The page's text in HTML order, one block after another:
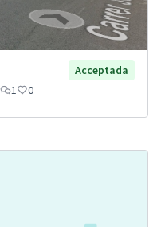
Acceptada
1 0